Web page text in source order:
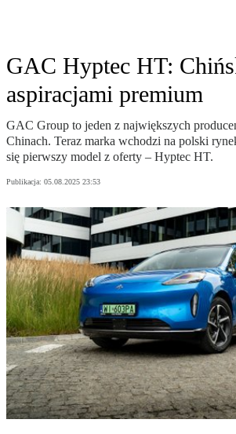
GAC Hyptec HT:
aspiracjami premium
GAC Group to jeden z największych
Chinach. Teraz marka wchodzi na polski
się pierwszy model z oferty – Hyptec HT.
Publikacja: 05.08.2025 23:53